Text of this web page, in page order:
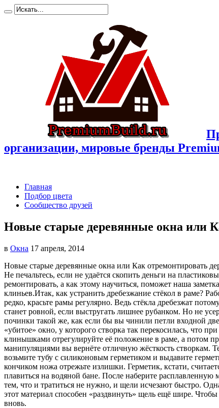
организации, мировые бренды
Главная
Подбор цвета
Сообщество друзей
Новые старые деревянные окна или
в Окна 17 апреля, 2014
Новые старые деревянные окна или Как отремонтировать
Не печальтесь, если не удаётся скопить деньги на
ремонтировать, а как этому научиться, поможет наша
клиньев.Итак, как устранить дребезжание стёкол в раме?
редко, красьте рамы регулярно. Ведь стёкла дребезжат
станет ровной, если выстругать лишнее рубанком. Но не
починки такой же, как если бы вы чинили петли входной
«убитое» окно, у которого створка так перекосилась, что
клинышками отрегулируйте её положение в раме, а потом
манипуляциями вы вернёте отличную жёсткость створкам.
возьмите тубу с силиконовым герметиком и выдавите
кончиком ножа отрежьте излишки. Герметик, кстати,
плавиться на водяной бане. После наберите
тем, что и тратиться не нужно, и щели исчезают быстро.
этот материал способен «раздвинуть» щель ещё шире.
вновь.